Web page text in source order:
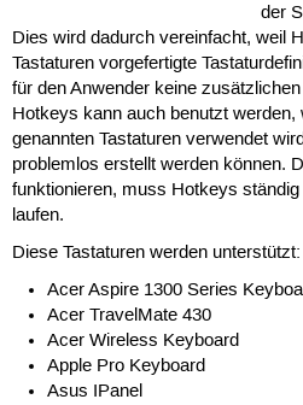
der
Dies wird dadurch vereinfacht, weil
Tastaturen vorgefertigte
für den Anwender keine
Hotkeys kann auch benutzt werden,
genannten Tastaturen verwendet
problemlos erstellt werden können.
funktionieren, muss Hotkeys
laufen.
Diese Tastaturen werden unterstützt:
Acer Aspire 1300 Series
Acer TravelMate 430
Acer Wireless Keyboard
Apple Pro Keyboard
Asus IPanel